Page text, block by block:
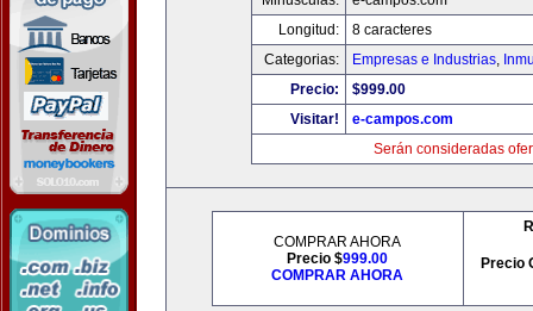
Longitud:
8 caracteres
Categorias:
Empresas e Industrias,
Precio:
$999.00
Visitar!
e-campos.com
Serán consideradas
COMPRAR AHORA
Precio $999.00
COMPRAR AHORA
Precio